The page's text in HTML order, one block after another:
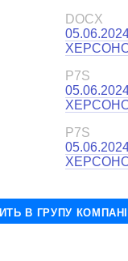
DOCX
P7S
P7S
В ГРУПУ